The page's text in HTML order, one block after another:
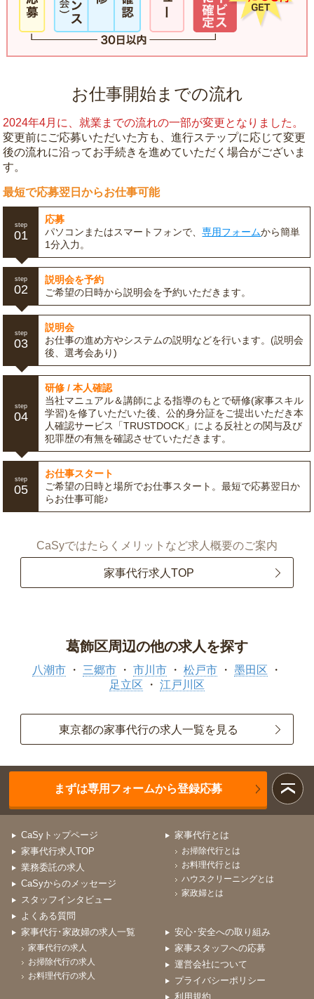
お仕事開始までの流れ
2024年4月に、就業までの流れの一部が変更となりました。
変更前にご応募いただいた方も、進行ステップに応じて変更
後の流れに沿ってお手続きを進めていただく場合がございま
す。
最短で応募翌日からお仕事可能
step
01
応募
パソコンまたはスマートフォンで、専用フォームから簡単
1分入力。
step
02
説明会を予約
ご希望の日時から説明会を予約いただきます。
step
03
説明会
お仕事の進め方やシステムの説明などを行います。(説明会
後、選考会あり)
step
04
研修 / 本人確認
当社マニュアル＆講師による指導のもとで研修(家事スキル
学習)を修了いただいた後、公的身分証をご提出いただき本
人確認サービス「TRUSTDOCK」による反社との関与及び
犯罪歴の有無を確認させていただきます。
step
05
お仕事スタート
ご希望の日時と場所でお仕事スタート。最短で応募翌日か
らお仕事可能♪
CaSyではたらくメリットなど求人概要のご案内
家事代行求人TOP
葛飾区周辺の他の求人を探す
八潮市 三郷市 市川市 松戸市
墨田区
足立区
江戸川区
東京都の家事代行の求人一覧を見る
まずは専用フォームから登録応募
CaSyトップページ
家事代行求人TOP
業務委託の求人
CaSyからのメッセージ
スタッフインタビュー
よくある質問
家事代行とは
お掃除代行とは
お料理代行とは
ハウスクリーニングとは
家政婦とは
家事代行･家政婦の求人一覧
家事代行の求人
お掃除代行の求人
お料理代行の求人
安心･安全への取り組み
家事スタッフへの応募
運営会社について
プライバシーポリシー
利用規約